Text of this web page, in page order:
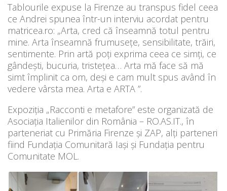
Tablourile expuse la Firenze au transpus fidel ceea
ce Andrei spunea într-un interviu acordat pentru
matricea.ro: „Arta, cred că înseamnă totul pentru
mine. Arta înseamnă frumusețe, sensibilitate, trăiri,
sentimente. Prin artă poți exprima ceea ce simți, ce
gândești, bucuria, tristețea… Arta mă face să mă
simt împlinit ca om, deși e cam mult spus având în
vedere vârsta mea. Arta e ARTA ”.
Expoziția „Racconti e metafore” este organizată de
Asociația Italienilor din România – RO.AS.IT., în
parteneriat cu Primăria Firenze și ZAP, alți parteneri
fiind Fundația Comunitară Iași și Fundația pentru
Comunitate MOL.